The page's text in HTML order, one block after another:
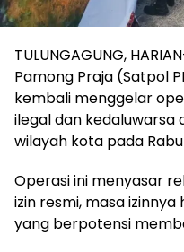
TULUNGAGUNG,
Pamong Praja (Satpol
kembali menggelar
ilegal dan kedaluwarsa
wilayah kota pada
Operasi ini menyasar
izin resmi, masa
yang berpotensi